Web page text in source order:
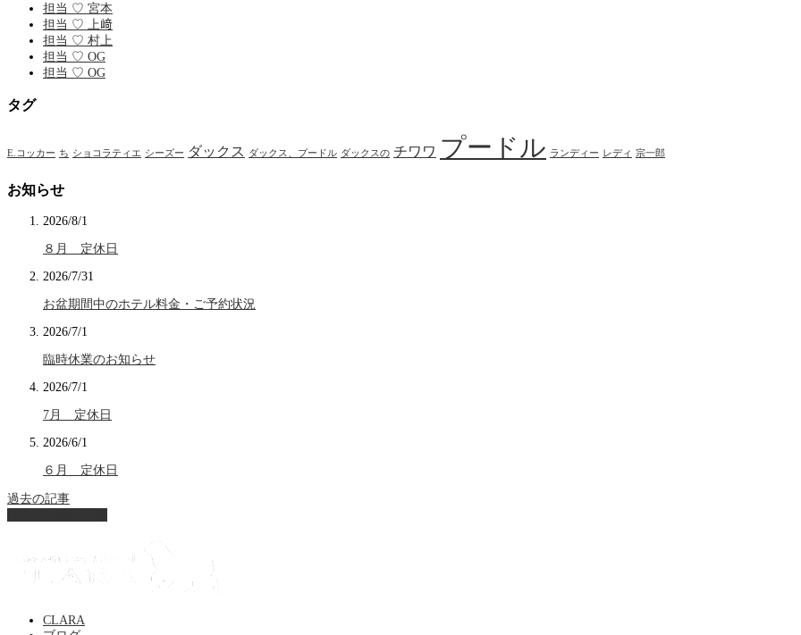
担当 ♡ 宮本
担当 ♡ 上﨑
担当 ♡ 村上
担当 ♡ OG
担当 ♡ OG
タグ
E.コッカー ち ショコラティエ シーズー ダックス ダックス、プードル ダックスの チワワ プードル ランディー レディ 宗一郎
お知らせ
2026/8/1
８月 定休日
2026/7/31
お盆期間中のホテル料金・ご予約状況
2026/7/1
臨時休業のお知らせ
2026/7/1
7月 定休日
2026/6/1
６月 定休日
過去の記事
CLARA